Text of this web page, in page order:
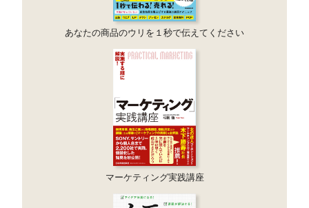
あなたの商品のウリを１秒で伝えてください
マーケティング実践講座